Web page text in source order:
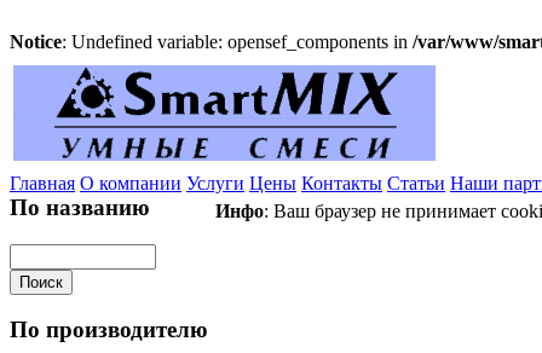
Notice: Undefined variable: opensef_components in /var/www/
Главная О компании Услуги Цены Контакты Статьи Наши
По названию
По производителю
Инфо: Ваш браузер не принимает